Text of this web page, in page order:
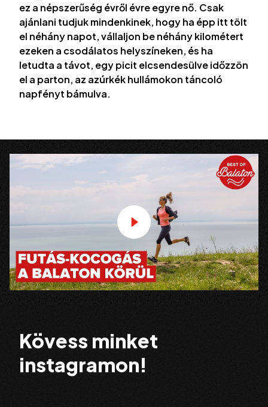
ez a népszerűség évről évre egyre nő. Csak
ajánlani tudjuk mindenkinek, hogy ha épp itt tölt
el néhány napot, vállaljon be néhány kilométert
ezeken a csodálatos helyszíneken, és ha
letudta a távot, egy picit elcsendesülve időzzön
el a parton, az azúrkék hullámokon táncoló
napfényt bámulva.
Kövess minket
instagramon!